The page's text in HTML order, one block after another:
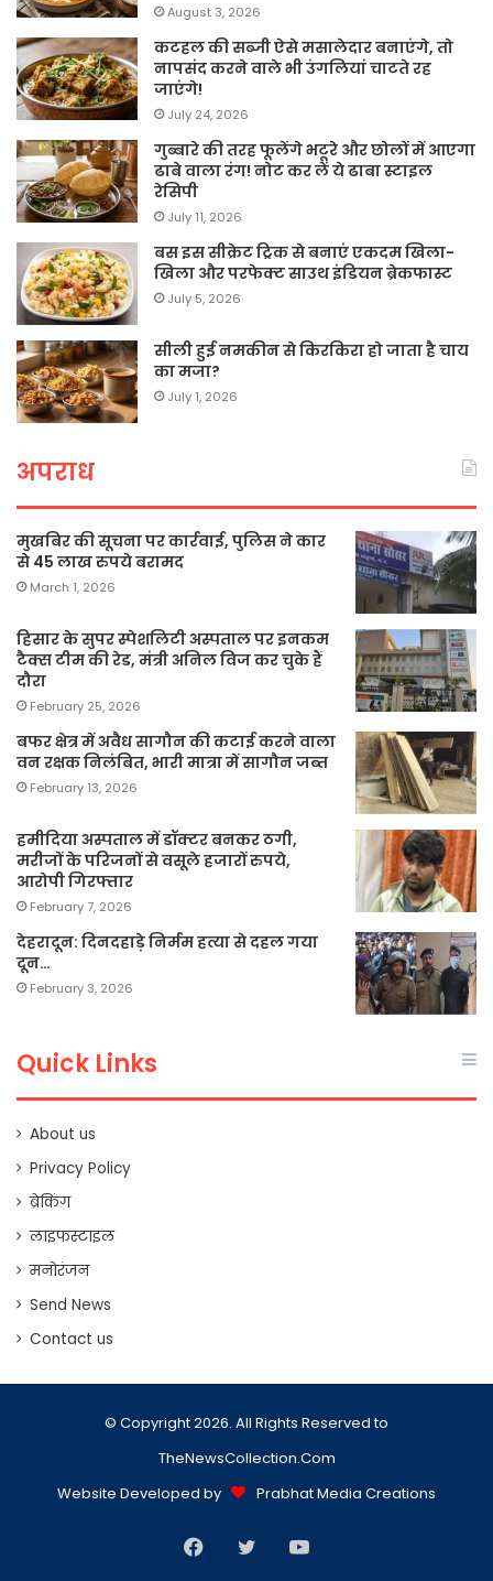
August 3, 2026
कटहल की सब्जी ऐसे मसालेदार बनाएंगे, तो
नापसंद करने वाले भी उंगलियां चाटते रह
जाएंगे!
July 24, 2026
गुब्बारे की तरह फूलेंगे भटूरे और छोलों में आएगा
ढाबे वाला रंग! नोट कर लें ये ढाबा स्टाइल
रेसिपी
July 11, 2026
बस इस सीक्रेट ट्रिक से बनाएं एकदम खिला-
खिला और परफेक्ट साउथ इंडियन ब्रेकफास्ट
July 5, 2026
सीली हुई नमकीन से किरकिरा हो जाता है चाय
का मजा?
July 1, 2026
अपराध
मुखबिर की सूचना पर कार्रवाई, पुलिस ने कार
से 45 लाख रुपये बरामद
March 1, 2026
हिसार के सुपर स्पेशलिटी अस्पताल पर इनकम
टैक्स टीम की रेड, मंत्री अनिल विज कर चुके हैं
दौरा
February 25, 2026
बफर क्षेत्र में अवैध सागौन की कटाई करने वाला
वन रक्षक निलंबित, भारी मात्रा में सागौन जब्त
February 13, 2026
हमीदिया अस्पताल में डॉक्टर बनकर ठगी,
मरीजों के परिजनों से वसूले हजारों रुपये,
आरोपी गिरफ्तार
February 7, 2026
देहरादून: दिनदहाड़े निर्मम हत्या से दहल गया
दून…
February 3, 2026
Quick Links
About us
Privacy Policy
ब्रेकिंग
लाइफस्टाइल
मनोरंजन
Send News
Contact us
© Copyright 2026. All Rights Reserved to
TheNewsCollection.Com
Website Developed by
Prabhat Media Creations
Facebook
TwitterYouTube